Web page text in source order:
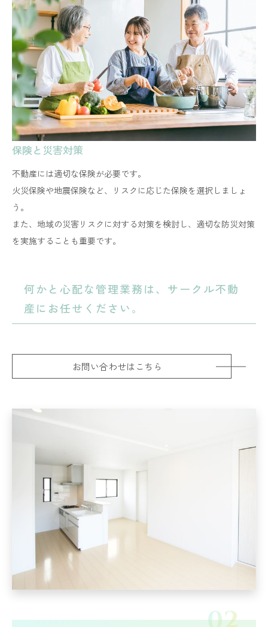
保険と災害対策
不動産には適切な保険が必要です。
火災保険や地震保険など、リスクに応じた保険を選択しましょ
う。
​​​​​​​また、地域の災害リスクに対する対策を検討し、適切な防災対策
を実施することも重要です。
何かと心配な管理業務は、サークル不動
産にお任せください。
お問い合わせはこちら